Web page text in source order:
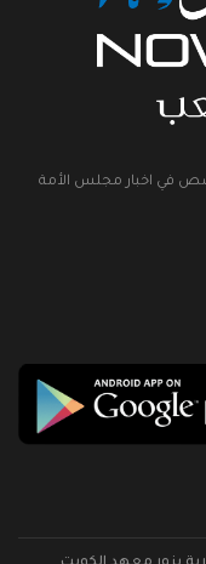
في اخبار مجلس الأمة